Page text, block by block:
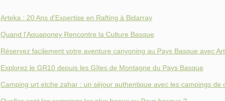
Arteka : 20 Ans d'Expertise en Rafting à Bidarray
Quand l'Aquaponey Rencontre la Culture Basque
Réservez facilement votre aventure canyoning au Pays Basque avec
Explorez le GR10 depuis les Gîtes de Montagne du Pays Basque
Camping urt etche zahar : un séjour authentique avec les campings de